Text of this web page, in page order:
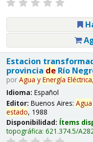
Estacion
provincia deRío
por Agua y Energía Eléctrica,
Idioma: Español
Editor: Buenos Aires: Agua
estado, 1988
Disponibilidad: Ítems
topográfica: 621.374.5/